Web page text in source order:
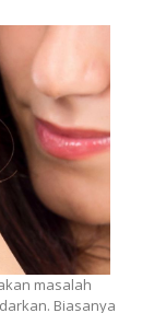
masalah
Biasanya